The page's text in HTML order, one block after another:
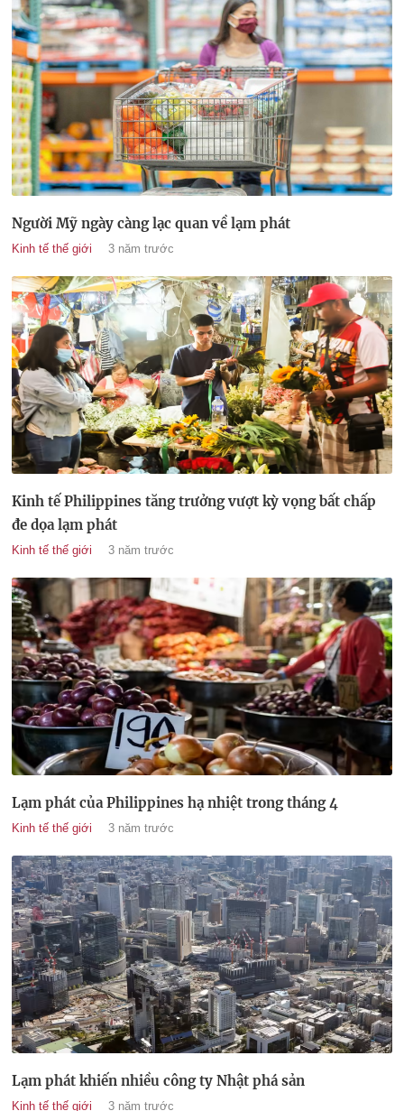
Người Mỹ ngày càng lạc quan về lạm phát
Kinh tế thế giới 3 năm trước
Kinh tế Philippines tăng trưởng vượt kỳ vọng bất chấp
đe dọa lạm phát
Kinh tế thế giới 3 năm trước
Lạm phát của Philippines hạ nhiệt trong tháng 4
Kinh tế thế giới 3 năm trước
Lạm phát khiến nhiều công ty Nhật phá sản
Kinh tế thế giới 3 năm trước